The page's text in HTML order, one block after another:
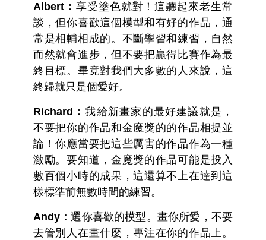
Albert： 享受塗色就對！這聽起來老生常
談，但你喜歡這個模型和有好的作品，通
常是相輔相成的。不斷學習和練習，自然
而然就會進步，但不要把贏得比賽作為最
終目標。畢竟對我們大多數的人來說，這
終歸就只是個愛好。
Richard：我給新畫家的最好建議就是，
不要把你的作品和金魔獎的的作品相提並
論！你應當要把這些厲害的作品作為一種
激勵。要知道，金魔獎的作品可能是投入
數百個小時的成果，這還算不上在達到這
樣標準前無數時間的練習。
Andy：選你喜歡的模型。畫你所愛，不要
去管別人在畫什麼，專注在你的作品上。